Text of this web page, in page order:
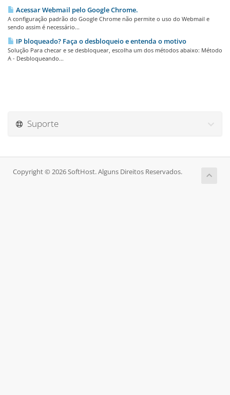
Acessar Webmail pelo Google Chrome.
A configuração padrão do Google Chrome não permite o uso do Webmail e
sendo assim é necessário...
IP bloqueado? Faça o desbloqueio e entenda o motivo
Solução Para checar e se desbloquear, escolha um dos métodos abaixo: Método
A - Desbloqueando...
Suporte
Copyright © 2026 SoftHost. Alguns Direitos Reservados.